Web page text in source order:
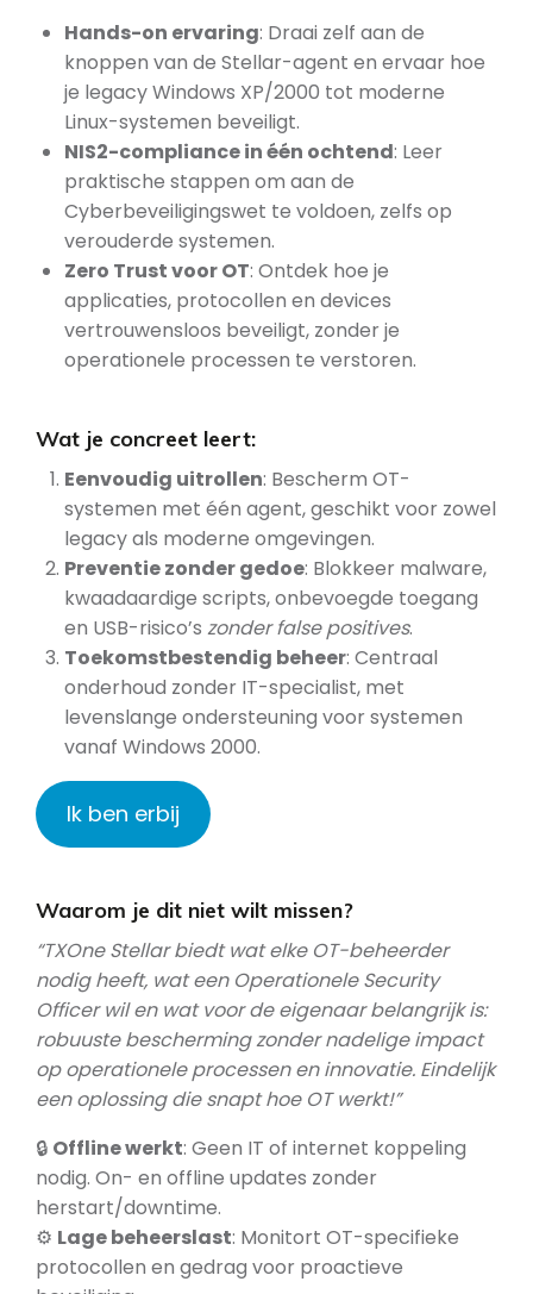
Hands-on ervaring: Draai zelf aan de
knoppen van de Stellar-agent en ervaar hoe
je legacy Windows XP/2000 tot moderne
Linux-systemen beveiligt.
NIS2-compliance in één ochtend: Leer
praktische stappen om aan de
Cyberbeveiligingswet te voldoen, zelfs op
verouderde systemen.
Zero Trust voor OT: Ontdek hoe je
applicaties, protocollen en devices
vertrouwensloos beveiligt, zonder je
operationele processen te verstoren.
Wat je concreet leert:
Eenvoudig uitrollen: Bescherm OT-
systemen met één agent, geschikt voor zowel
legacy als moderne omgevingen.
Preventie zonder gedoe: Blokkeer malware,
kwaadaardige scripts, onbevoegde toegang
en USB-risico’s zonder false positives.
Toekomstbestendig beheer: Centraal
onderhoud zonder IT-specialist, met
levenslange ondersteuning voor systemen
vanaf Windows 2000.
Ik ben erbij
Waarom je dit niet wilt missen?
“TXOne Stellar biedt wat elke OT-beheerder
nodig heeft, wat een Operationele Security
Officer wil en wat voor de eigenaar belangrijk is:
robuuste bescherming zonder nadelige impact
op operationele processen en innovatie. Eindelijk
een oplossing die snapt hoe OT werkt!”
🔒 Offline werkt: Geen IT of internet koppeling
nodig. On- en offline updates zonder
herstart/downtime.
⚙️ Lage beheerslast: Monitort OT-specifieke
protocollen en gedrag voor proactieve